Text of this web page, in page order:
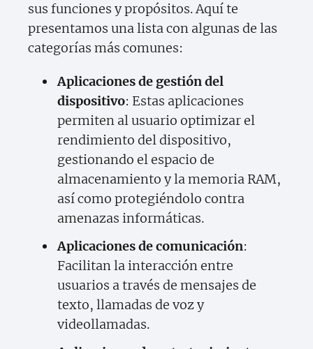
sus funciones y propósitos. Aquí te
presentamos una lista con algunas de las
categorías más comunes:
Aplicaciones de gestión del
dispositivo: Estas aplicaciones
permiten al usuario optimizar el
rendimiento del dispositivo,
gestionando el espacio de
almacenamiento y la memoria RAM,
así como protegiéndolo contra
amenazas informáticas.
Aplicaciones de comunicación:
Facilitan la interacción entre
usuarios a través de mensajes de
texto, llamadas de voz y
videollamadas.